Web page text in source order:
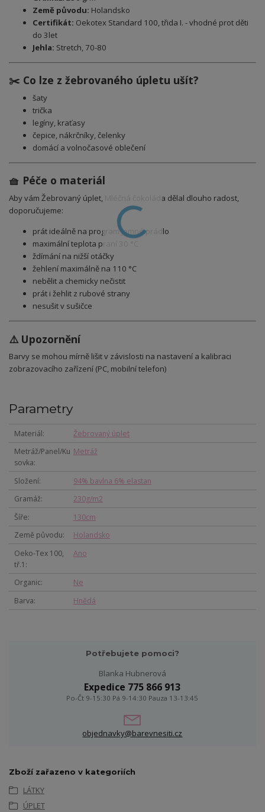
Země původu: Holandsko
Certifikát: Oekotex Standard 100, třida I. - vhodné prot děti
do 3let
Jehla: Stretch, 70-80
✂️ Co lze z žebrovaného úpletu ušít?
šaty
trička
legíny, kraťasy
čepice, nákrčníky, čelenky
domácí a volnočasové oblečení
🧺 Péče o materiál
Aby vám Žebrovaný úplet, Mléčná čokoláda dělal dlouho radost,
doporučujeme:
prát ideálně na program jemné prádlo
maximální teplota praní 30 °C
ždímání na nižší otáčky
žehlení maximálně na 110 °C
nebělit a chemicky nečistit
prát i žehlit z rubové strany
nesušit v sušičce
⚠️ Upozornění
Barvy se mohou mírně lišit v závislosti na nastavení a kalibraci
zobrazovacího zařízení (PC, mobilní telefon)
Parametry
Materiál
Žebrovaný úplet
Metráž/Panel/Ku
sovka
Metráž
Složení
94% bavlna 6% elastan
Gramáž
230g/m2
Šíře
130cm
Země původu
Holandsko
Oeko-Tex 100,
tř.1
Ano
Organic
Ne
Barva
Hnědá
Potřebujete pomoci?
Blanka Hubnerová
Expedice 775 866 913
Po-Čt 9-15:30 Pá 9-14:30 Pauza 13-13:45
objednavky@barevnesiti.cz
Zboží zařazeno v kategoriích
LÁTKY
ÚPLET